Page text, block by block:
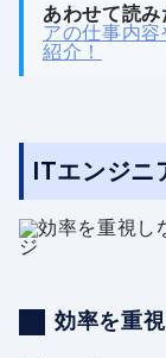
あわせて読み
アの仕事内
紹介！
ITエンジニ
効率を重